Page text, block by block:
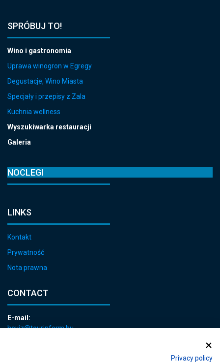
Privacy policy
SPRÓBUJ TO!
Wino i gastronomia
Uprawa winogron w Egregy
Degustacje, Wino Miasta
Specjały i przepisy z Zala
Kuchnia wellness
Wyszukiwarka restauracji
Galeria
NOCLEGI
LINKS
Kontakt
Prywatność
Nota prawna
CONTACT
E-mail:
heviz@tourinform.hu